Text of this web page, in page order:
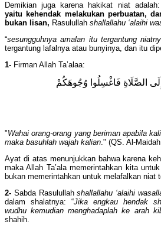
Demikian juga karena hakikat niat adalah:
yaitu kehendak melakukan perbuatan,
bukan lisan, Rasulullah shallallahu ‘alaihi
“sesungguhnya amalan itu tergantung
tergantung lafalnya atau bunyinya, dan itu
1- Firman Allah Ta’alaa:
إِلَى الصَّلَاةِ فَاغْسِلُوا وُجُوهَكُمْ
"Wahai orang-orang yang beriman apabila
maka basuhlah wajah kalian." (QS. Al-
Ayat di atas menunjukkan bahwa karena
maka Allah Ta’ala memerintahkan kita
bukan memerintahkan untuk melafalkan niat
2- Sabda Rasulullahshallallahu ‘alaihi
dalam shalatnya: “Jika engkau hendak
wudhu kemudian menghadaplah ke arah
shahih.